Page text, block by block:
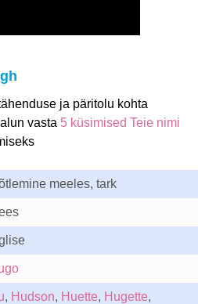
ja päritolu kohta
vasta 5 küsimised Teie nimi
meeles, tark
, Hudson, Huette, Hugette,